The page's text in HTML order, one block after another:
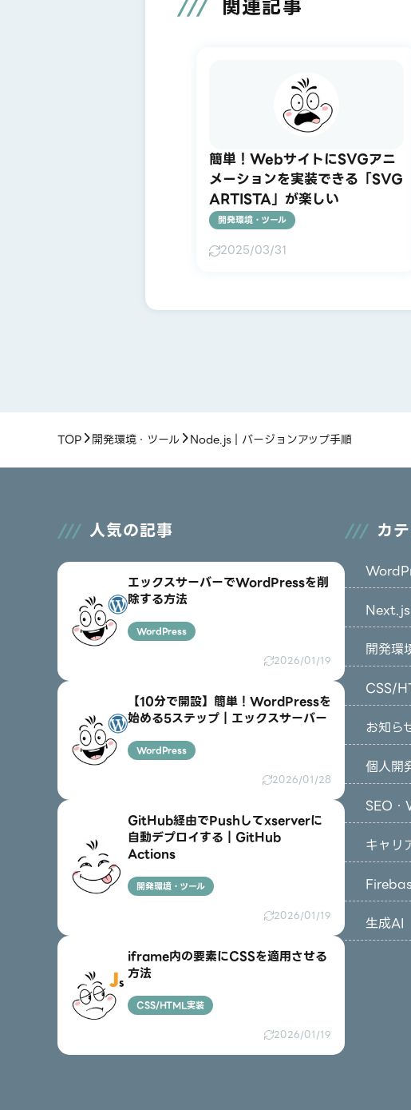
関連記事
簡単！WebサイトにSVGアニ
メーションを実装できる「SVG
ARTISTA」が楽しい
開発環境・ツール
2025/03/31
TOP 開発環境・ツール Node.js｜バージョンアップ手順
人気の記事
エックスサーバーでWordPressを削
除する方法
WordPress
2026/01/19
【10分で開設】簡単！WordPressを
始める5ステップ｜エックスサーバー
WordPress
2026/01/28
GitHub経由でPushしてxserverに
自動デプロイする｜GitHub
Actions
開発環境・ツール
2026/01/19
iframe内の要素にCSSを適用させる
方法
CSS/HTML実装
2026/01/19
カ
開発環
CSS/
お知ら
個人開
SEO
キャリ
生成AI